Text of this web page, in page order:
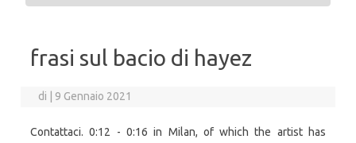
frasi sul bacio di hayez
di 9 Gennaio 2021
Contattaci. 0:12 - 0:16 in Milan, of which the artist has